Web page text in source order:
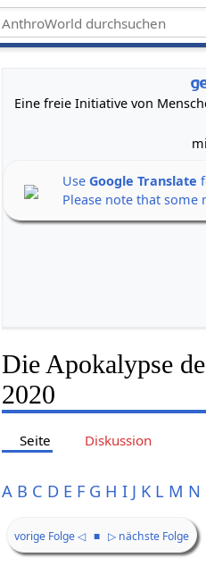
Eine freie Initiative von
UseGoogle Translate
Please note that
Die Apokalypse
2020
Seite Diskussion
A B C D E F G H I J K L M N
vorige Folge ◁ ■ ▷ nächste Folge